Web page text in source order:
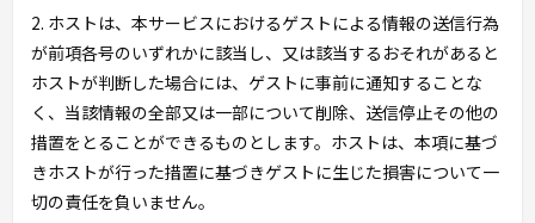
2. ホストは、本サービスにおけるゲストによる情報の送信行為
が前項各号のいずれかに該当し、又は該当するおそれがあると
ホストが判断した場合には、ゲストに事前に通知することな
く、当該情報の全部又は一部について削除、送信停止その他の
措置をとることができるものとします。ホストは、本項に基づ
きホストが行った措置に基づきゲストに生じた損害について一
切の責任を負いません。